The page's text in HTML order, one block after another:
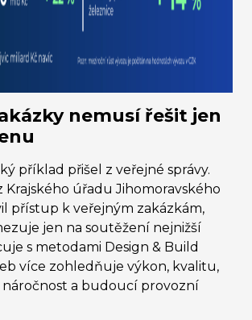
nemusí řešit jen
příklad přišel z veřejné správy.
Krajského úřadu Jihomoravského
přístup k veřejným zakázkám,
jen na soutěžení nejnižší
s metodami Design & Build
více zohledňuje výkon, kvalitu,
a budoucí provozní